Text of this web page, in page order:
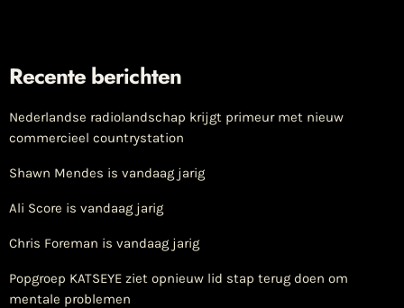
Recente berichten
Nederlandse radiolandschap krijgt primeur met nieuw
commercieel countrystation
Shawn Mendes is vandaag jarig
Ali Score is vandaag jarig
Chris Foreman is vandaag jarig
Popgroep KATSEYE ziet opnieuw lid stap terug doen om
mentale problemen